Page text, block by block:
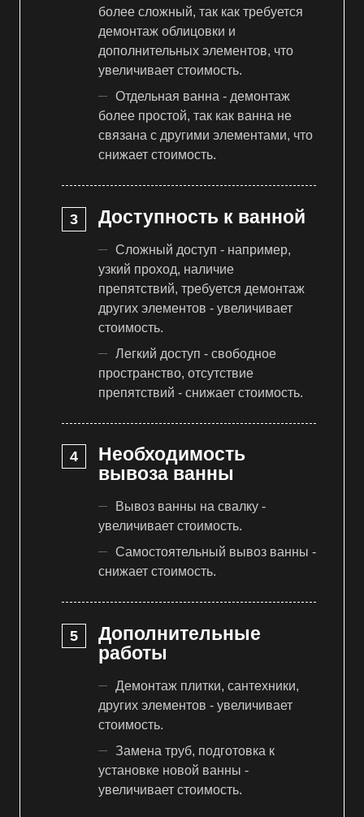
более сложный, так как требуется
демонтаж облицовки и
дополнительных элементов, что
увеличивает стоимость.
Отдельная ванна - демонтаж
более простой, так как ванна не
связана с другими элементами, что
снижает стоимость.
Доступность к ванной
Сложный доступ - например,
узкий проход, наличие
препятствий, требуется демонтаж
других элементов - увеличивает
стоимость.
Легкий доступ - свободное
пространство, отсутствие
препятствий - снижает стоимость.
Необходимость
вывоза ванны
Вывоз ванны на свалку -
увеличивает стоимость.
Самостоятельный вывоз ванны -
снижает стоимость.
Дополнительные
работы
Демонтаж плитки, сантехники,
других элементов - увеличивает
стоимость.
Замена труб, подготовка к
установке новой ванны -
увеличивает стоимость.